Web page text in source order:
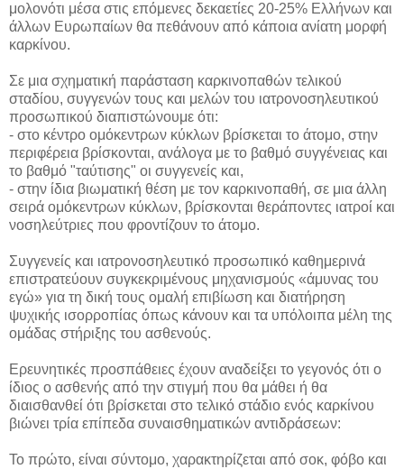
μολονότι μέσα στις επόμενες δεκαετίες 20-25% Ελλήνων και
άλλων Ευρωπαίων θα πεθάνουν από κάποια ανίατη μορφή
καρκίνου.
Σε μια σχηματική παράσταση καρκινοπαθών τελικού
σταδίου, συγγενών τους και μελών του ιατρονοσηλευτικού
προσωπικού διαπιστώνουμε ότι:
- στο κέντρο ομόκεντρων κύκλων βρίσκεται το άτομο, στην
περιφέρεια βρίσκονται, ανάλογα με το βαθμό συγγένειας και
το βαθμό "ταύτισης" οι συγγενείς και,
- στην ίδια βιωματική θέση με τον καρκινοπαθή, σε μια άλλη
σειρά ομόκεντρων κύκλων, βρίσκονται θεράποντες ιατροί και
νοσηλεύτριες που φροντίζουν το άτομο.
Συγγενείς και ιατρονοσηλευτικό προσωπικό καθημερινά
επιστρατεύουν συγκεκριμένους μηχανισμούς «άμυνας του
εγώ» για τη δική τους ομαλή επιβίωση και διατήρηση
ψυχικής ισορροπίας όπως κάνουν και τα υπόλοιπα μέλη της
ομάδας στήριξης του ασθενούς.
Ερευνητικές προσπάθειες έχουν αναδείξει το γεγονός ότι ο
ίδιος ο ασθενής από την στιγμή που θα μάθει ή θα
διαισθανθεί ότι βρίσκεται στο τελικό στάδιο ενός καρκίνου
βιώνει τρία επίπεδα συναισθηματικών αντιδράσεων:
Το πρώτο, είναι σύντομο, χαρακτηρίζεται από σοκ, φόβο και